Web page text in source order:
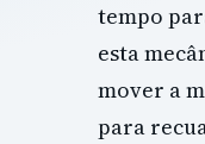
tempo
esta
mover a
para